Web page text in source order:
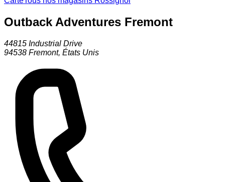
Outback Adventures Fremont
44815 Industrial Drive
94538 Fremont, États Unis